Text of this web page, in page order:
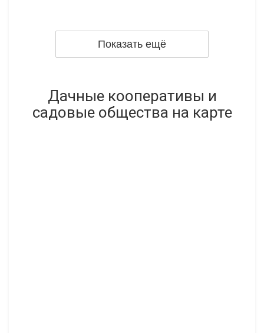
Показать ещё
Дачные кооперативы и
садовые общества на карте